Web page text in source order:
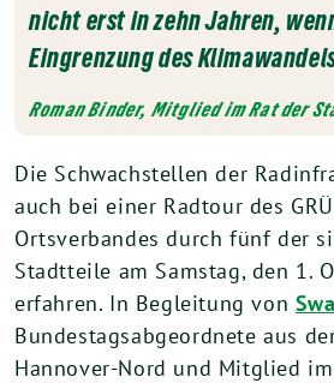
nicht erst in zehn Jahren,
Eingrenzung des
Roman Binder, Mitglied im Rat der
Die Schwachstellen der
auch bei einer Radtour des
Ortsverbandes durch fünf der
Stadtteile am Samstag, den 1.
erfahren. In Begleitung von
Bundestagsabgeordnete aus
Hannover-Nord und Mitglied im